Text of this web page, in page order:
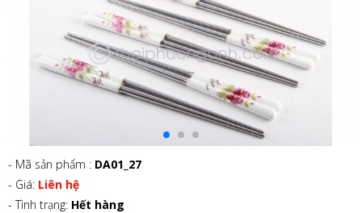
- Mã sản phẩm : DA01_27
- Giá: Liên hệ
- Tình trạng: Hết hàng